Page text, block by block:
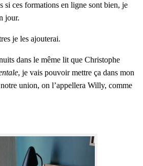
si ces for­ma­tions en ligne sont bien, je
jour.
je les ajou­te­rai.
dans le même lit que Chris­tophe
, je vais pou­voir mettre ça dans mon
union, on l’appellera Willy, comme